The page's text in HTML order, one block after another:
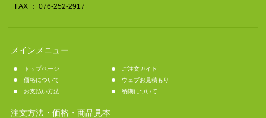
FAX ： 076-252-2917
メインメニュー
トップページ
ご注文ガイド
価格について
ウェブお見積もり
お支払い方法
納期について
注文方法・価格・商品見本